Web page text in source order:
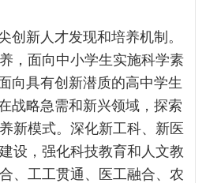
创新人才发现和培养机制。
，面向中小学生实施科学素
向具有创新潜质的高中学生
战略急需和新兴领域，探索
新模式。深化新工科、新医
设，强化科技教育和人文教
、工工贯通、医工融合、农